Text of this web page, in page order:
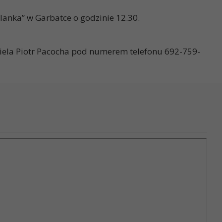
w Garbatce o godzinie 12.30.
Piotr Pacocha pod numerem telefonu 692-759-